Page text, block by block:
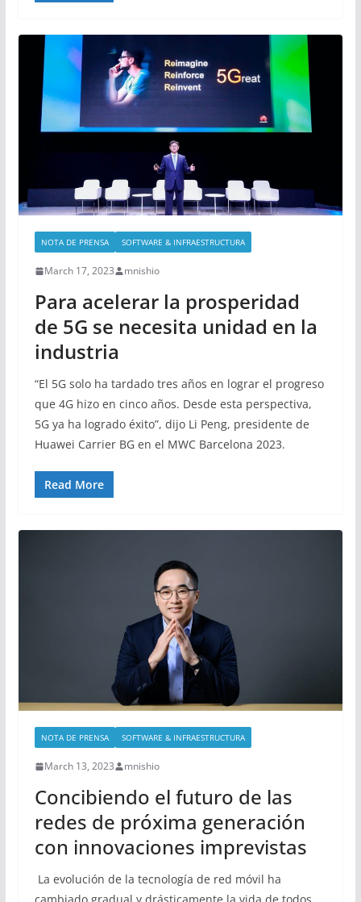
NOTA DE PRENSA SOFTWARE & INFRAESTRUCTURA
March 17, 2023 mnishio
Para acelerar la prosperidad
de 5G se necesita unidad en la
industria
“El 5G solo ha tardado tres años en lograr el progreso
que 4G hizo en cinco años. Desde esta perspectiva,
5G ya ha logrado éxito”, dijo Li Peng, presidente de
Huawei Carrier BG en el MWC Barcelona 2023.
Read More
NOTA DE PRENSA SOFTWARE & INFRAESTRUCTURA
March 13, 2023 mnishio
Concibiendo el futuro de las
redes de próxima generación
con innovaciones imprevistas
La evolución de la tecnología de red móvil ha